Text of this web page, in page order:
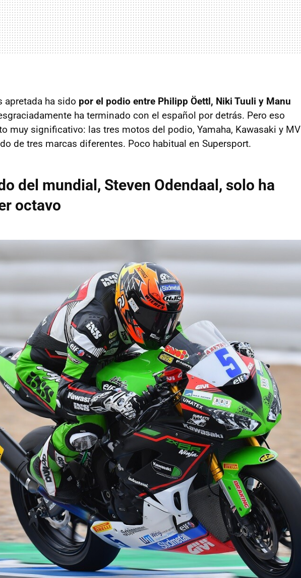
apretada ha sido por el podio entre Philipp Öettl, Niki Tuuli y Manu
ha terminado con el español por detrás. Pero eso
muy significativo: las tres motos del podio, Yamaha, Kawasaki y MV
de tres marcas diferentes. Poco habitual en Supersport.
del mundial, Steven Odendaal, solo ha
octavo